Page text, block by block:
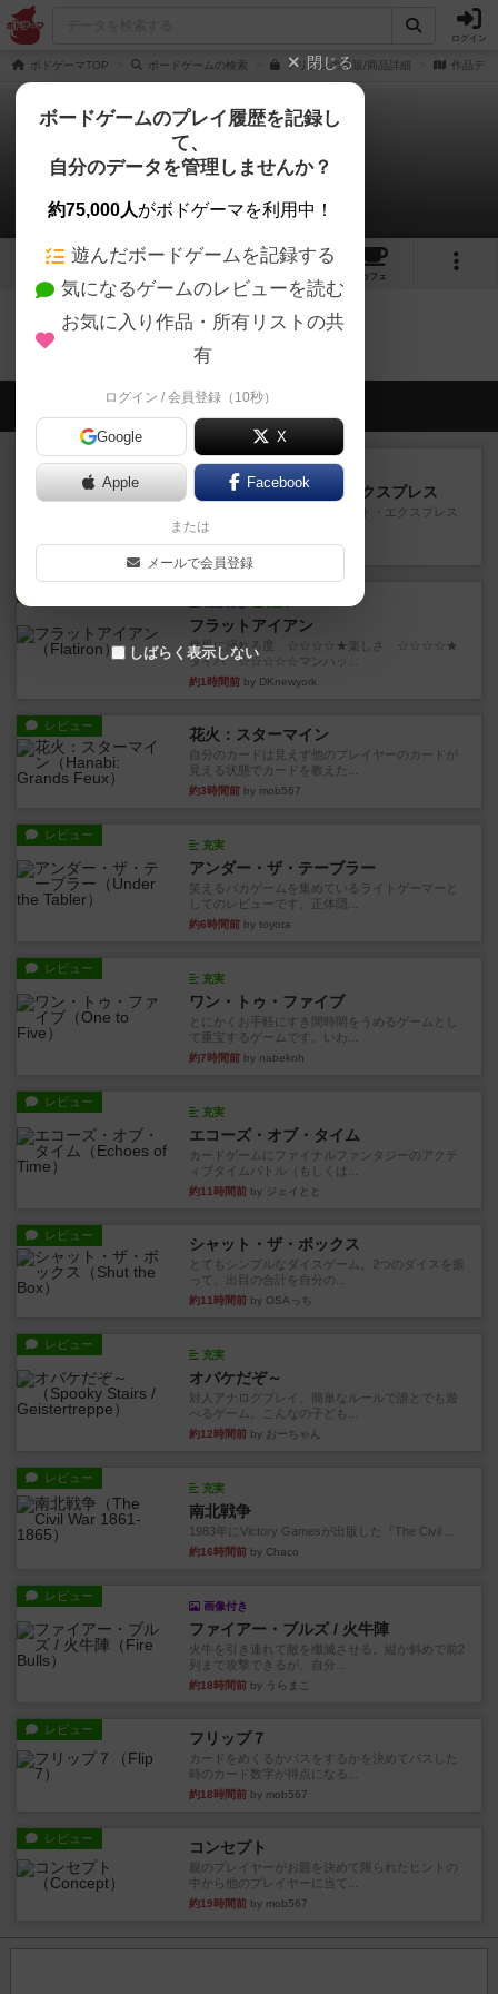
ログイン
ボドゲーマTOP ボードゲームの検索 ドリアンの通販/商品詳細 作品デー
ドリアン
0件のリプレイ日記
4 6
カフェ
ドリアンのトップに戻る
会員の新しい投稿
ルール/インスト
トランスオリエント・エクスプレス
乗客の皆様、トランスオリエント・エクスプレス
にご乗車ありがとうございま...
15分前by jurong
フラットアイアン
世界に浸れる度 ☆☆☆☆★楽しさ ☆☆☆☆★
タイパ ☆☆☆☆☆マンハッ...
約1時間前 by DKnewyork
レビュー 花火：スターマイン
自分のカードは見えず他のプレイヤーのカードが
見える状態でカードを教えた...
約3時間前 by mob567
レビュー
充実
アンダー・ザ・テーブラー
笑えるバカゲームを集めているライトゲーマーと
してのレビューです。正体隠...
約6時間前 by toyota
レビュー
充実
ワン・トゥ・ファイブ
とにかくお手軽にすき間時間をうめるゲームとし
て重宝するゲームです。いわ...
約7時間前 by nabekoh
レビュー
充実
エコーズ・オブ・タイム
カードゲームにファイナルファンタジーのアクテ
ィブタイムバトル（もしくは...
約11時間前 by ジェイとと
レビュー シャット・ザ・ボックス
とてもシンプルなダイスゲーム。2つのダイスを振
って、出目の合計を自分の...
約11時間前 by OSAっち
レビュー
充実
オバケだぞ～
対人アナログプレイ。簡単なルールで誰とでも遊
べるゲーム。こんなの子ども...
約12時間前 by おーちゃん
レビュー
充実
南北戦争
1983年にVictory Gamesが出版した『The Civil ...
約16時間前 by Chaco
レビュー
画像付き
ファイアー・ブルズ / 火牛陣
火牛を引き連れて敵を殲滅させる。縦か斜めで前2
列まで攻撃できるが、自分...
約18時間前 by うらまこ
レビュー フリップ７
カードをめくるかパスをするかを決めてパスした
時のカード数字が得点になる...
約18時間前 by mob567
レビュー コンセプト
親のプレイヤーがお題を決めて限られたヒントの
中から他のプレイヤーに当て...
約19時間前 by mob567
閉じる
ボードゲームのプレイ履歴を記録し
て、
自分のデータを管理しませんか？
約75,000人がボドゲーマを利用中！
遊んだボードゲームを記録する
気になるゲームのレビューを読む
お気に入り作品・所有リストの共
有
ログイン / 会員登録（10秒）
Google X
Apple Facebook
または
メールで会員登録
しばらく表示しない